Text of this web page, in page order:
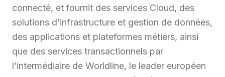
connecté, et fournit des services Cloud, des
solutions d’infrastructure et gestion de données,
des applications et plateformes métiers, ainsi
que des services transactionnels par
l’intermédiaire de Worldline, le leader européen